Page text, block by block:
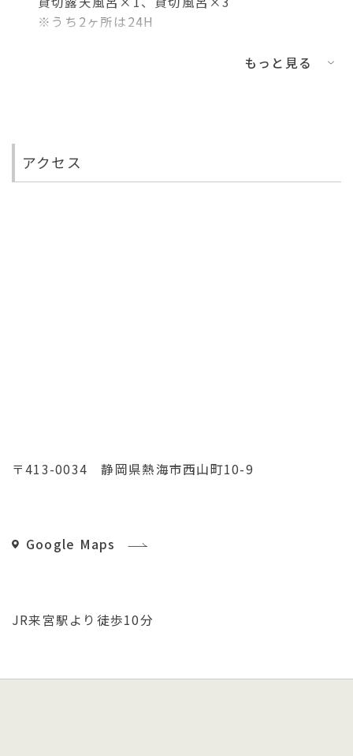
※うち2ヶ所は24H
10畳10名収容
最大収容人数
TEL / FAX
もっと見る
アクセス
〒413-0034 静岡県熱海市西山町10-9
Google Maps
JR来宮駅より徒歩10分